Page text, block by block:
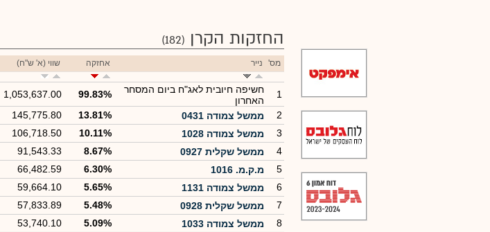
החזקות הקרן (182)
מס' נייר אחזקה שווי (א' ש"ח)
1
חשיפה חיובית לאג"ח ביום המסחר
האחרון
99.83%
1,053,637.00
2
ממשל צמודה 0431 13.81%
145,775.80
3
ממשל צמודה 1028 10.11%
106,718.50
4
ממשל שקלית 0927 8.67%
91,543.33
5
מ.ק.מ. 1016 6.30%
66,482.59
6
ממשל צמודה 1131 5.65%
59,664.10
7
ממשל שקלית 0928 5.48%
57,833.89
8
ממשל צמודה 1033 5.09%
53,740.10